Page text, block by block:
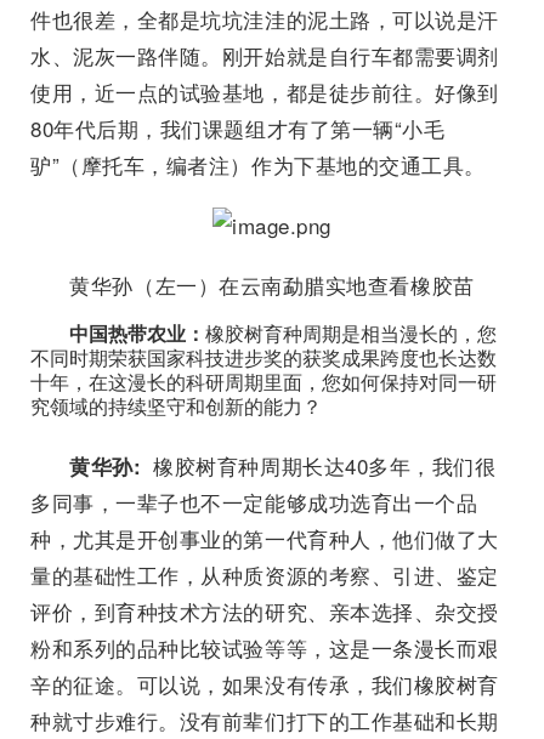
件也很差，全都是坑坑洼洼的泥土路，可以说是汗
水、泥灰一路伴随。刚开始就是自行车都需要调剂
使用，近一点的试验基地，都是徒步前往。好像到
80年代后期，我们课题组才有了第一辆“小毛
驴”（摩托车，编者注）作为下基地的交通工具。
黄华孙（左一）在云南勐腊实地查看橡胶苗
中国热带农业： 橡胶树育种周期是相当漫长的，您
不同时期荣获国家科技进步奖的获奖成果跨度也长达数
十年，在这漫长的科研周期里面，您如何保持对同一研
究领域的持续坚守和创新的能力？
黄华孙: 橡胶树育种周期长达40多年，我们很
多同事，一辈子也不一定能够成功选育出一个品
种，尤其是开创事业的第一代育种人，他们做了大
量的基础性工作，从种质资源的考察、引进、鉴定
评价，到育种技术方法的研究、亲本选择、杂交授
粉和系列的品种比较试验等等，这是一条漫长而艰
辛的征途。可以说，如果没有传承，我们橡胶树育
种就寸步难行。没有前辈们打下的工作基础和长期